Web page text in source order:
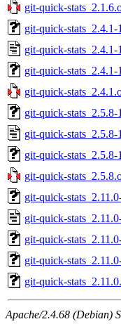
git-quick-
git-quick-stats_2.4.1-
git-quick-stats_2.4.1-
git-quick-stats_2.4.1-
git-quick-
git-quick-stats_2.5.8-
git-quick-stats_2.5.8-
git-quick-stats_2.5.8-
git-quick-
git-quick-
git-quick-
git-quick-
git-quick-
git-quick-
Apache/2.4.68 (Debian)